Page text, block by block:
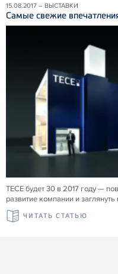
15.08.2017 – ВЫСТАВКИ
Самые свежие
TECE будет 30 в 2017 году —
развитие компании и
ЧИТАТЬ СТАТЬЮ